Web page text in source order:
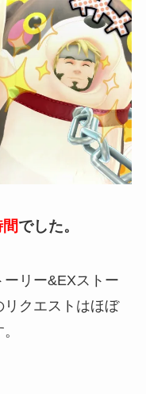
でした。
ーリー&EXストー
リクエストはほぼ